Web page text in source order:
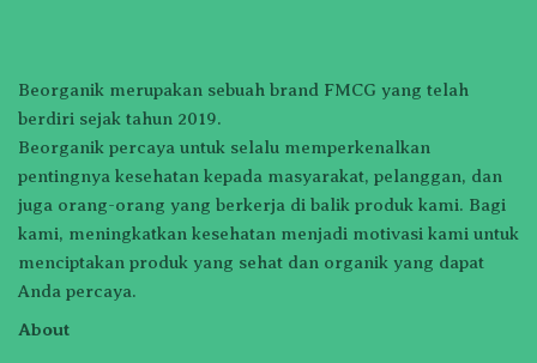
Beorganik merupakan sebuah brand FMCG yang telah
berdiri sejak tahun 2019.
Beorganik percaya untuk selalu memperkenalkan
pentingnya kesehatan kepada masyarakat, pelanggan, dan
juga orang-orang yang berkerja di balik produk kami. Bagi
kami, meningkatkan kesehatan menjadi motivasi kami untuk
menciptakan produk yang sehat dan organik yang dapat
Anda percaya.
About